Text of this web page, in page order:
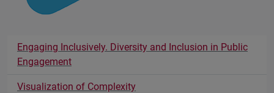
Engaging Inclusively. Diversity and Inclusion in Public
Engagement
Visualization of Complexity